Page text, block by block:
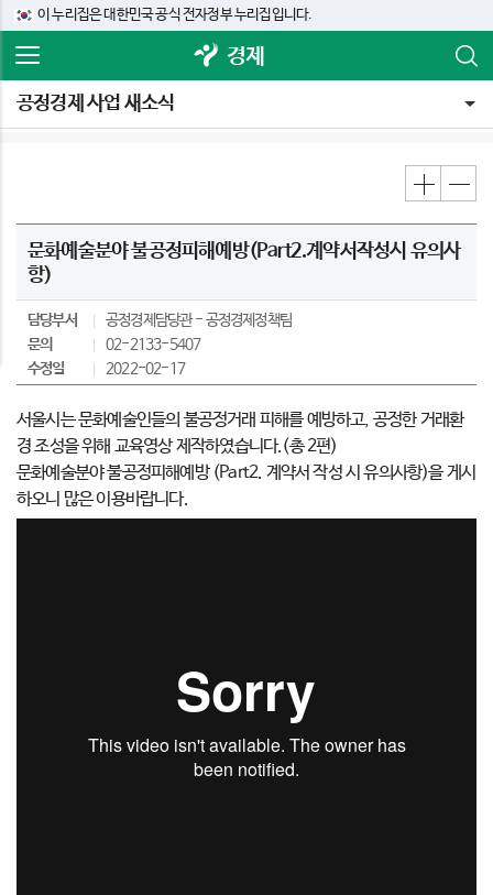
이 누리집은 대한민국 공식 전자정부 누리집입니다.
경제
공정경제 사업 새소식
문화예술분야 불공정피해예방(Part2.계약서작성시 유의사
항)
담당부서 공정경제담당관
공정경제정책팀
문의
02-2133-5407
수정일
2022-02-17
서울시는 문화예술인들의 불공정거래 피해를 예방하고, 공정한 거래환
경 조성을 위해 교육영상 제작하였습니다.(총 2편)
문화예술분야 불공정피해예방 (Part2. 계약서 작성 시 유의사항)을 게시
하오니 많은 이용바랍니다.